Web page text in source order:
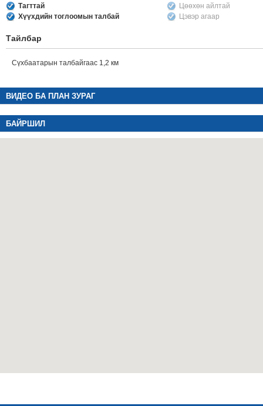
Тагттай
Цөөхөн айлтай
Хүүхдийн тоглоомын талбай
Цэвэр агаар
Тайлбар
Сүхбаатарын талбайгаас 1,2 км
ВИДЕО БА ПЛАН ЗУРАГ
БАЙРШИЛ